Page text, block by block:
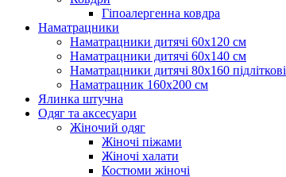
Гіпоалергенна ковдра
Наматрацники
Наматрацники дитячі 60х120 см
Наматрацники дитячі 60х140 см
Наматрацники дитячі 80х160 підліткові
Наматрацник 160х200 см
Ялинка штучна
Одяг та аксесуари
Жіночий одяг
Жіночі піжами
Жіночі халати
Костюми жіночі